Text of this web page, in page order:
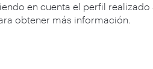
en cuenta el perfil
obtener más información.